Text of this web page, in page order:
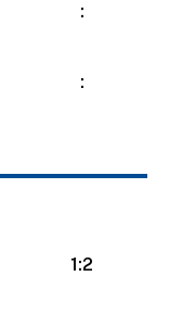
:
:
1:2